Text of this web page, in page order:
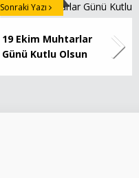
19 Ekim Muhtarlar
Günü Kutlu Olsun
Sonraki Yazı